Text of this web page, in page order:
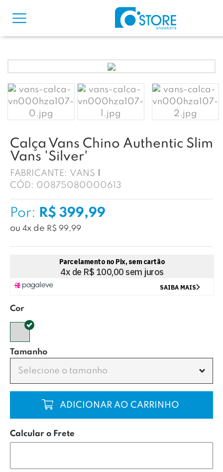
Calça Vans Chino Authentic Slim
Vans 'Silver'
FABRICANTE: VANS
CÓD: 00875080000613
Por: R$ 399,99
ou 4x de R$ 99,99
Cor
Tamanho
Selecione o tamanho
COMPRAR
Calcular o Frete